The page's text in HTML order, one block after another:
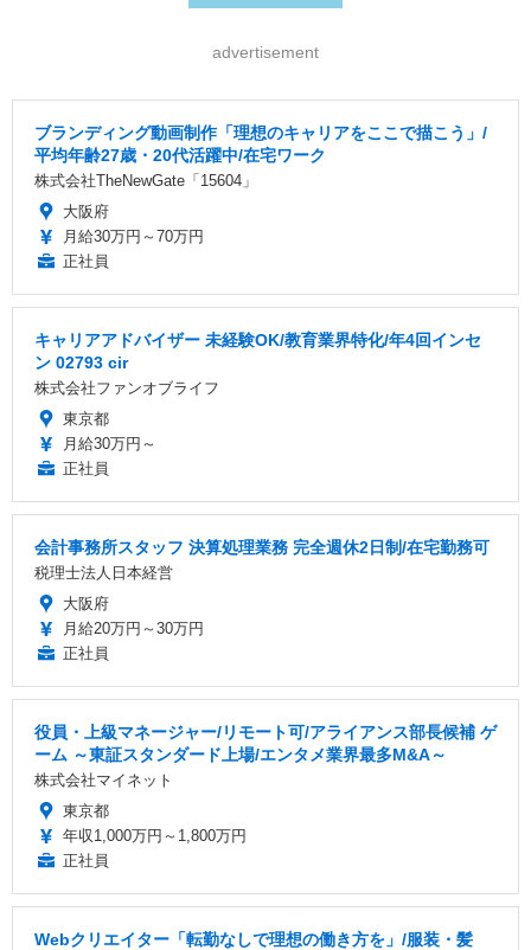
advertisement
ブランディング動画制作「理想のキャリアをここで描こう」/
平均年齢27歳・20代活躍中/在宅ワーク
株式会社TheNewGate「15604」
大阪府
月給30万円～70万円
正社員
キャリアアドバイザー 未経験OK/教育業界特化/年4回インセ
ン 02793 cir
株式会社ファンオブライフ
東京都
月給30万円～
正社員
会計事務所スタッフ 決算処理業務 完全週休2日制/在宅勤務可
税理士法人日本経営
大阪府
月給20万円～30万円
正社員
役員・上級マネージャー/リモート可/アライアンス部長候補 ゲ
ーム ～東証スタンダード上場/エンタメ業界最多M&A～
株式会社マイネット
東京都
年収1,000万円～1,800万円
正社員
Webクリエイター「転勤なしで理想の働き方を」/服装・髪